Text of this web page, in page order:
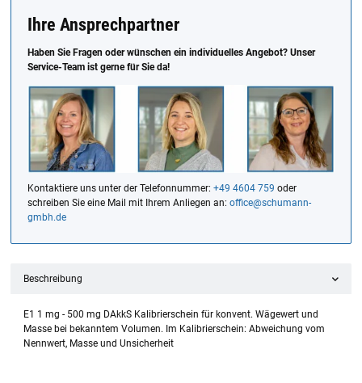
Ihre Ansprechpartner
Haben Sie Fragen oder wünschen ein individuelles Angebot? Unser
Service-Team ist gerne für Sie da!
Kontaktiere uns unter der Telefonnummer: +49 4604 759 oder
schreiben Sie eine Mail mit Ihrem Anliegen an: office@schumann-
gmbh.de
Beschreibung
E1 1 mg - 500 mg DAkkS Kalibrierschein für konvent. Wägewert und
Masse bei bekanntem Volumen. Im Kalibrierschein: Abweichung vom
Nennwert, Masse und Unsicherheit